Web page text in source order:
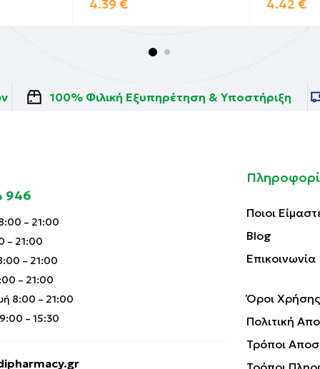
4.39 € 4.42 €
100% Φιλική Εξυπηρέτηση & Υποστήριξη
946
– 21:00
– 21:00
– 21:00
– 21:00
8:00 – 21:00
– 15:30
Ποιοι
Blog
Επικοινωνία
Όροι Χρήσης
Πολιτική
Τρόποι